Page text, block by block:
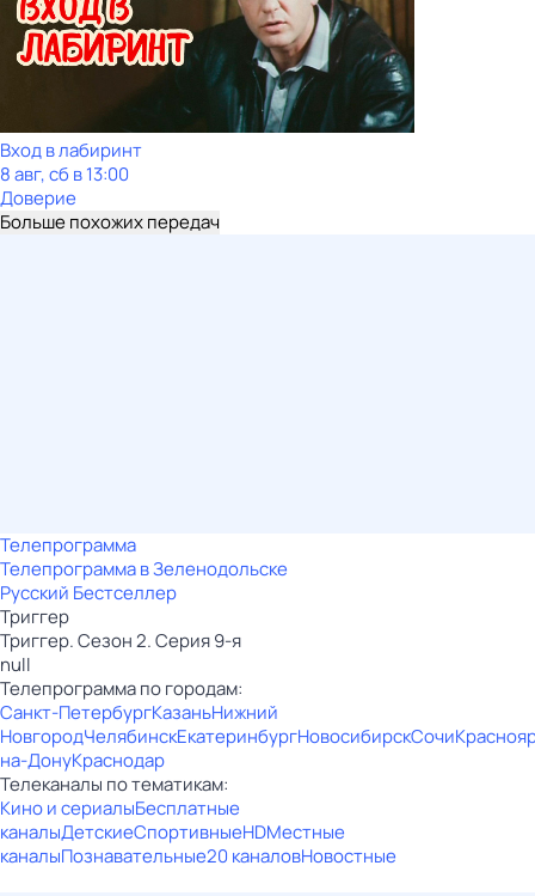
Вход в лабиринт
8 авг, сб в 13:00
Доверие
Больше похожих передач
Телепрограмма
Телепрограмма в Зеленодольске
Русский Бестселлер
Триггер
Триггер. Сезон 2. Серия 9-я
null
Телепрограмма по городам:
Санкт-ПетербургКазаньНижний
НовгородЧелябинскЕкатеринбургНовосибирскСочи
на-ДонуКраснодар
Телеканалы по тематикам:
Кино и сериалыБесплатные
каналыДетскиеСпортивныеHDМестные
каналыПознавательные20 каналовНовостные